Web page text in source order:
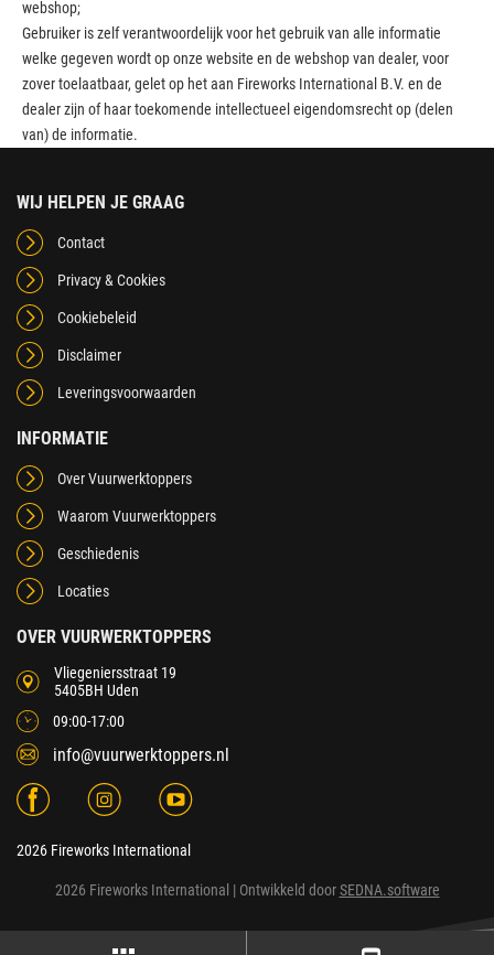
webshop;
Gebruiker is zelf verantwoordelijk voor het gebruik van alle informatie
welke gegeven wordt op onze website en de webshop van dealer, voor
zover toelaatbaar, gelet op het aan Fireworks International B.V. en de
dealer zijn of haar toekomende intellectueel eigendomsrecht op (delen
van) de informatie.
WIJ HELPEN JE GRAAG
Contact
Privacy & Cookies
Cookiebeleid
Disclaimer
Leveringsvoorwaarden
INFORMATIE
Over Vuurwerktoppers
Waarom Vuurwerktoppers
Geschiedenis
Locaties
OVER VUURWERKTOPPERS
Vliegeniersstraat 19
5405BH Uden
09:00-17:00
info@vuurwerktoppers.nl
2026 Fireworks International
2026 Fireworks International | Ontwikkeld doorSEDNA.software